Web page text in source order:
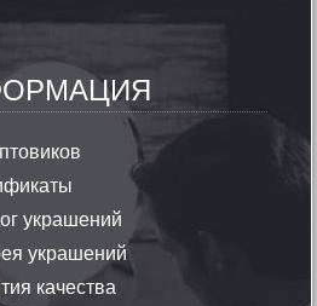
украшений
украшений
качества